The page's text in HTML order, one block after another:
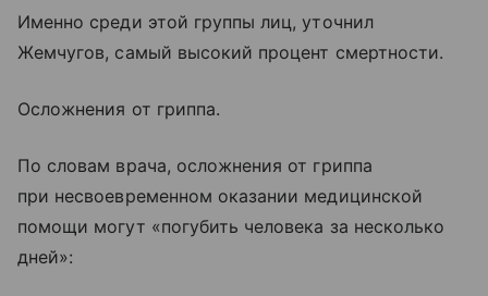
Именно среди этой группы лиц, уточнил
Жемчугов, самый высокий процент смертности.
Осложнения от гриппа.
По словам врача, осложнения от гриппа
при несвоевременном оказании медицинской
помощи могут «погубить человека за несколько
дней»: